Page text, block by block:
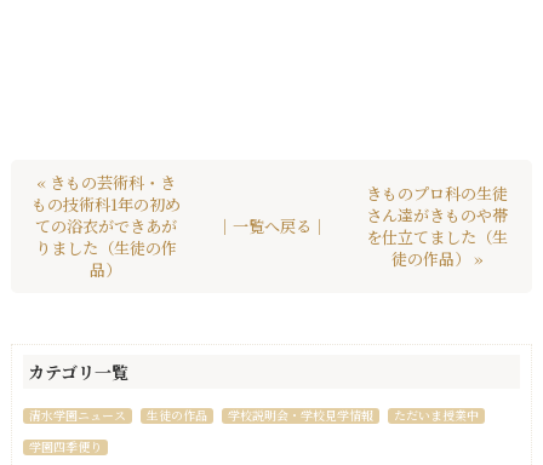
« きもの芸術科・き
もの技術科1年の初め
ての浴衣ができあが
りました（生徒の作
品）
｜一覧へ戻る｜
きものプロ科の生徒
さん達がきものや帯
を仕立てました（生
徒の作品） »
カテゴリ一覧
清水学園ニュース 生徒の作品 学校説明会・学校見学情報
ただいま授業中
学園四季便り